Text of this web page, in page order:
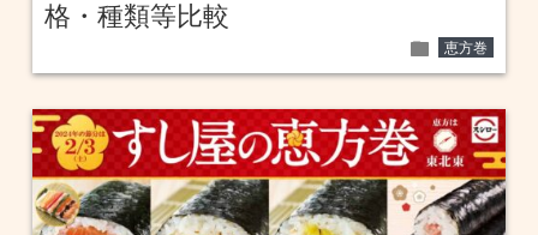
格・種類等比較
folder 恵方巻